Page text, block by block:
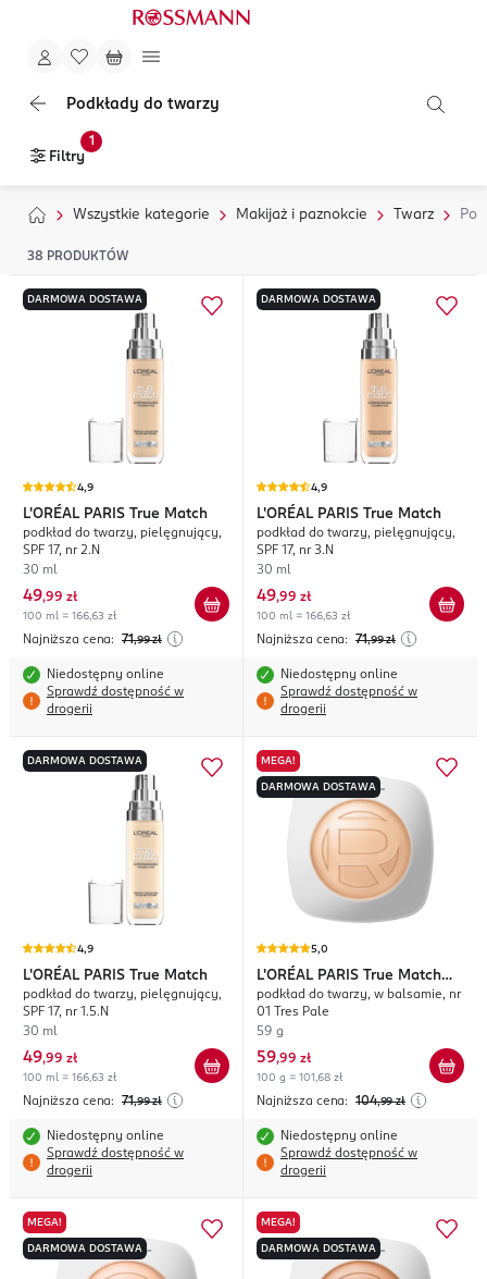
Podkłady do twarzy
Filtry
1
Wszystkie kategorie Makijaż i paznokcie Twarz
38 PRODUKTÓW
DARMOWA DOSTAWA
4,9
L'ORÉAL PARIS True Match
podkład do twarzy, pielęgnujący,
SPF 17, nr 2.N
30 ml
49,99 zł
100 ml = 166,63 zł
Najniższa cena: 71,99 zł
Niedostępny online
Sprawdź dostępność w
drogerii
DARMOWA DOSTAWA
4,9
L'ORÉAL PARIS True Match
podkład do twarzy, pielęgnujący,
SPF 17, nr 3.N
30 ml
49,99 zł
100 ml = 166,63 zł
Najniższa cena: 71,99 zł
Niedostępny online
Sprawdź dostępność w
drogerii
DARMOWA DOSTAWA
4,9
L'ORÉAL PARIS True Match
podkład do twarzy, pielęgnujący,
SPF 17, nr 1.5.N
30 ml
49,99 zł
100 ml = 166,63 zł
Najniższa cena: 71,99 zł
Niedostępny online
Sprawdź dostępność w
drogerii
MEGA!
DARMOWA DOSTAWA
5,0
L'ORÉAL PARIS True Match
Hyaluron Tinted Balm
podkład do twarzy, w balsamie, nr
01 Tres Pale
59 g
59,99 zł
100 g = 101,68 zł
Najniższa cena: 104,99 zł
Niedostępny online
Sprawdź dostępność w
drogerii
MEGA!
DARMOWA DOSTAWA
MEGA!
DARMOWA DOSTAWA